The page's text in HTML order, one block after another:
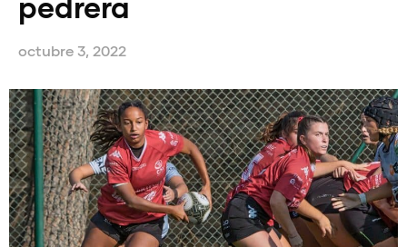
pedrera
octubre 3, 2022